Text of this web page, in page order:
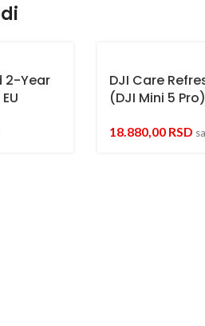
2-Year
DJI Care
(DJI Mini 5
18.880,00 RSD